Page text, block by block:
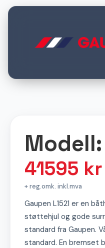
Modell:
41595 kr
+ reg.omk. inkl.mva
Gaupen L1521 er en
støttehjul og gode
standard fra Gaupen.
standard. En bremset